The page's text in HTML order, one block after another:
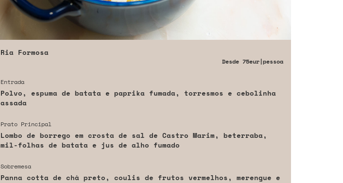
Ria Formosa
Desde 75eur|pessoa
Entrada
Polvo, espuma de batata e paprika fumada, torresmos e cebolinha
assada
Prato Principal
Lombo de borrego em crosta de sal de Castro Marim, beterraba,
mil-folhas de batata e jus de alho fumado
Sobremesa
Panna cotta de chá preto, coulis de frutos vermelhos, merengue e